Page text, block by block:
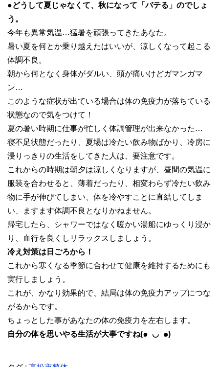
●どうして夏じゃなくて、秋になって「バテる」のでしょ
う。
今年も異常気温…猛暑を頑張ってきたあなた。
暑い夏を何とか乗り越えたはいいが、涼しくなって起こる
体調不良。
朝から何となく身体がダルい、頭が痛いけどガマンガマ
ン…
このような症状が出ている場合は体の免疫力が落ちている
状態なので気をつけて！
夏の暑い時期に仕事が忙しく体調管理が出来なかった…
寝不足状態だったり、夏場は冷たい飲み物ばかり、冷房に
浸りっきりの生活をしてきた人は、要注意です。
これからの時期は朝夕は涼しくなりますが、昼間の気温に
服装を合わせると、薄着だったり、相変わらず冷たい飲み
物に手が伸びてしまい、体を冷やすことに直結してしま
い、ますます体調不良となりかねません。
帰宅したら、シャワーではなく暖かい湯船にゆっくり浸か
り、血行を良くしリラックスしましょう。
冷え対策は日ごろから！
これから寒くなる季節に合わせて健康を維持するためにも
実行しましょう。
これが、かなり効果的で、結局は体の免疫力アップにつな
がるからです。
ちょっとした事があなたの体の免疫力を左右します。
自分の体を思いやる生活が大事ですね(๑¯◡¯๑)